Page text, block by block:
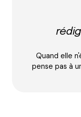
Votre adresse
champs
Quand elle
pense pas à